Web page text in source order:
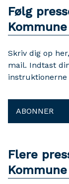
Følg
Kommune
Skriv dig op
mail. Indtast
ABONNER
Flere
Kommune